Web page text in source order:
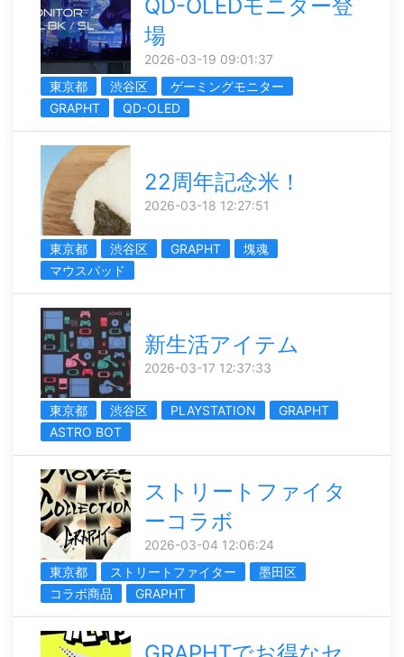
QD-OLEDモニター登
場
2026-03-19 09:01:37
東京都
渋谷区
ゲーミングモニター
GRAPHT
QD-OLED
22周年記念米！
2026-03-18 12:27:51
東京都 渋谷区 GRAPHT
塊魂
マウスパッド
新生活アイテム
2026-03-17 12:37:33
東京都 渋谷区 PLAYSTATION
GRAPHT
ASTRO BOT
ストリートファイタ
ーコラボ
2026-03-04 12:06:24
東京都
ストリートファイター
墨田区
コラボ商品
GRAPHT